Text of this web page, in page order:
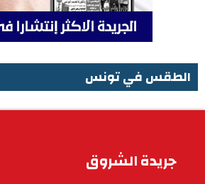
الطقس في تونس
جريدة الشروق